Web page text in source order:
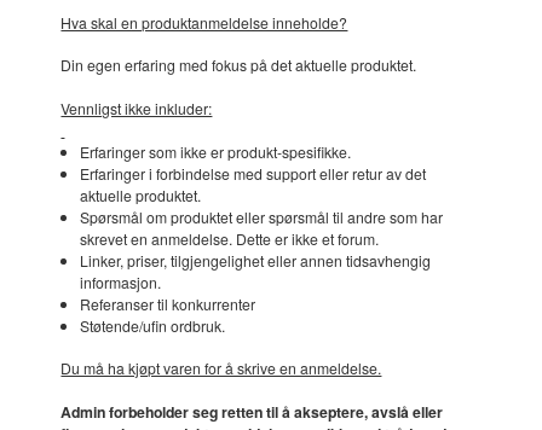
Hva skal en produktanmeldelse inneholde?
Din egen erfaring med fokus på det aktuelle produktet.
Vennligst ikke inkluder:
Erfaringer som ikke er produkt-spesifikke.
Erfaringer i forbindelse med support eller retur av det
aktuelle produktet.
Spørsmål om produktet eller spørsmål til andre som har
skrevet en anmeldelse. Dette er ikke et forum.
Linker, priser, tilgjengelighet eller annen tidsavhengig
informasjon.
Referanser til konkurrenter
Støtende/ufin ordbruk.
Du må ha kjøpt varen for å skrive en anmeldelse.
Admin forbeholder seg retten til å akseptere, avslå eller